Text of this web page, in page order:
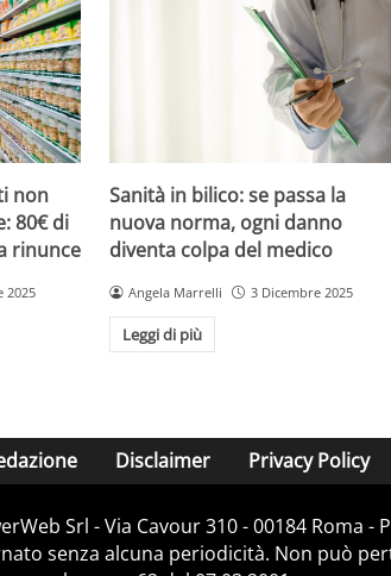
non
80€ di
rinunce
2025
Sanità in bilico: se passa la
nuova norma, ogni danno
diventa colpa del medico
Angela Marrelli 3 Dicembre 2025
Leggi di più
Disclaimer Privacy Policy
Srl - Via Cavour 310 - 00184 Roma -
senza alcuna periodicità. Non può